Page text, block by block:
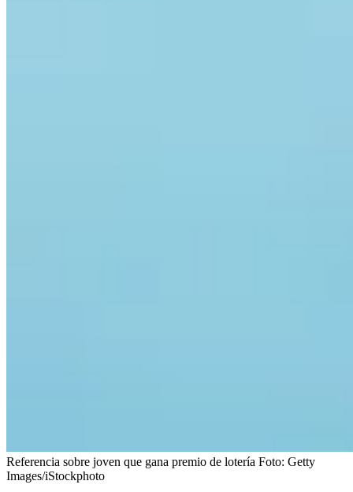
Referencia sobre joven que gana premio de lotería Foto: Getty
Images/iStockphoto